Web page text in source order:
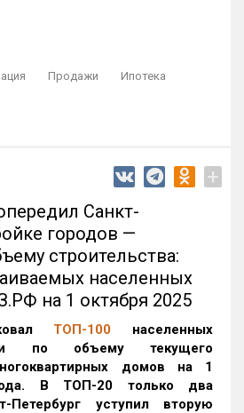
Продажи
Ипотека
+
Санкт-
городов —
строительства:
населенных
на 1 октября 2025
ТОП-100 населенных
по объему текущего
домов на 1
В ТОП-20 только два
Петербург уступил вторую